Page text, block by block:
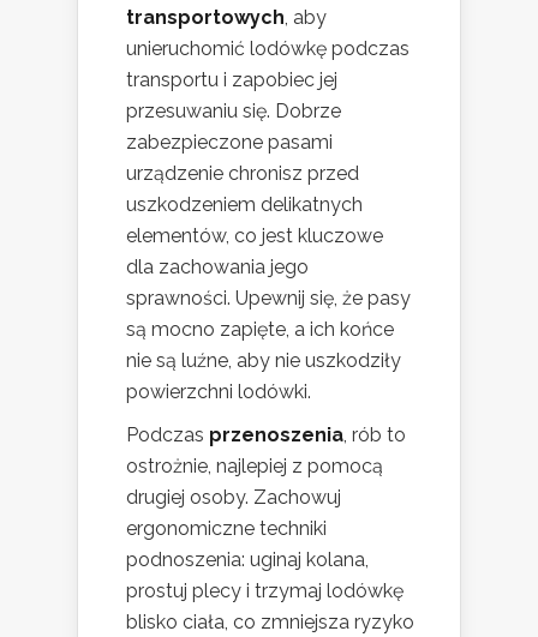
transportowych, aby
unieruchomić lodówkę podczas
transportu i zapobiec jej
przesuwaniu się. Dobrze
zabezpieczone pasami
urządzenie chronisz przed
uszkodzeniem delikatnych
elementów, co jest kluczowe
dla zachowania jego
sprawności. Upewnij się, że pasy
są mocno zapięte, a ich końce
nie są luźne, aby nie uszkodziły
powierzchni lodówki.
Podczas przenoszenia, rób to
ostrożnie, najlepiej z pomocą
drugiej osoby. Zachowuj
ergonomiczne techniki
podnoszenia: uginaj kolana,
prostuj plecy i trzymaj lodówkę
blisko ciała, co zmniejsza ryzyko